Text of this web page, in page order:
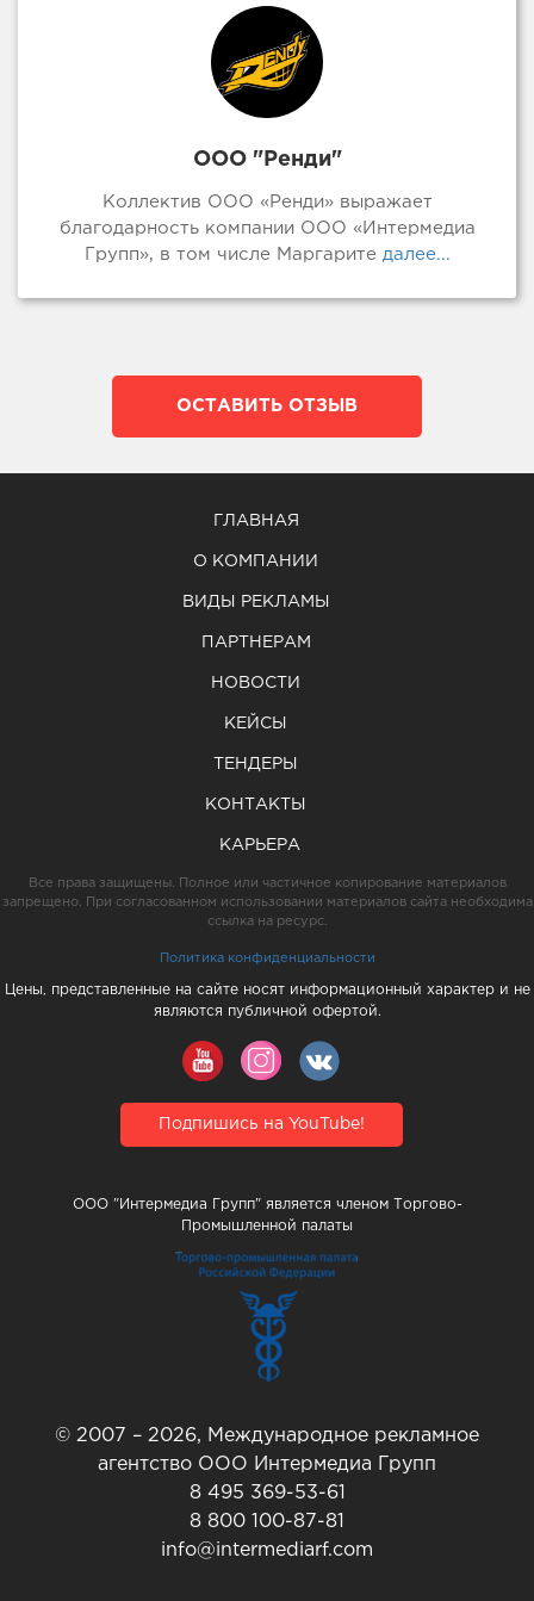
ООО "Ренди"
Коллектив ООО «Ренди» выражает
благодарность компании ООО «Интермедиа
Групп», в том числе Маргарите далее...
ОСТАВИТЬ ОТЗЫВ
ГЛАВНАЯ
О КОМПАНИИ
ВИДЫ РЕКЛАМЫ
ПАРТНЕРАМ
НОВОСТИ
КЕЙСЫ
ТЕНДЕРЫ
КОНТАКТЫ
КАРЬЕРА
Все права защищены. Полное или частичное копирование материалов
запрещено. При согласованном использовании материалов сайта необходима
ссылка на ресурс.
Политика конфиденциальности
Цены, представленные на сайте носят информационный характер и не
являются публичной офертой.
Подпишись на YouTube!
ООО "Интермедиа Групп" является членом Торгово-
Промышленной палаты
© 2007 – 2026, Международное рекламное
агентство ООО Интермедиа Групп
8 495 369-53-61
8 800 100-87-81
info@intermediarf.com